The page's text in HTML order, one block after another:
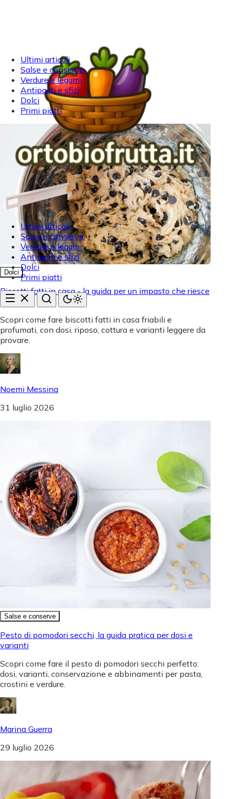
Ultimi articoli
Salse e conserve
Verdure e legumi
Antipasti e sfizi
Dolci
Primi piatti
Ultimi articoli
Salse e conserve
Verdure e legumi
Antipasti e sfizi
Dolci
Primi piatti
Dolci
Biscotti fatti in casa - la guida per un impasto che riesce
sempre
Scopri come fare biscotti fatti in casa friabili e
profumati, con dosi, riposo, cottura e varianti leggere da
provare.
Noemi Messina
31 luglio 2026
Salse e conserve
Pesto di pomodori secchi, la guida pratica per dosi e
varianti
Scopri come fare il pesto di pomodori secchi perfetto:
dosi, varianti, conservazione e abbinamenti per pasta,
crostini e verdure.
Marina Guerra
29 luglio 2026